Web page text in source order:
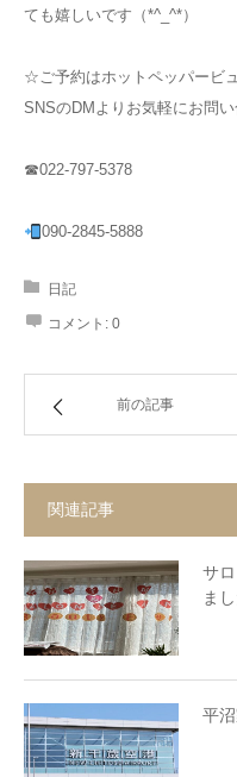
ても嬉しいです（*^_^*）
☆ご予約はホットペッパービ
SNSのDMよりお気軽にお問
☎022-797-5378
090-2845-5888
日記
コメント: 0
前の記事
関連記事
サ
ま
平